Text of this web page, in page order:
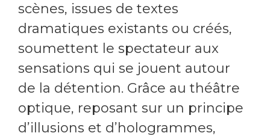
scènes, issues de textes
dramatiques existants ou créés,
soumettent le spectateur aux
sensations qui se jouent autour
de la détention. Grâce au théâtre
optique, reposant sur un principe
d’illusions et d’hologrammes,